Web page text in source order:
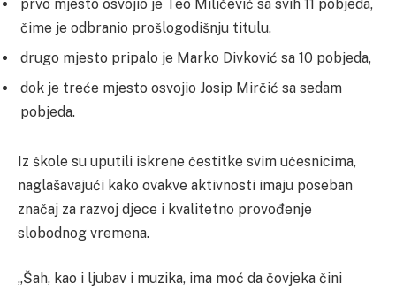
prvo mjesto osvojio je Teo Miličević sa svih 11 pobjeda,
čime je odbranio prošlogodišnju titulu,
drugo mjesto pripalo je Marko Divković sa 10 pobjeda,
dok je treće mjesto osvojio Josip Mirčić sa sedam
pobjeda.
Iz škole su uputili iskrene čestitke svim učesnicima,
naglašavajući kako ovakve aktivnosti imaju poseban
značaj za razvoj djece i kvalitetno provođenje
slobodnog vremena.
„Šah, kao i ljubav i muzika, ima moć da čovjeka čini